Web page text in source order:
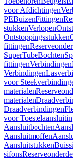
voor Afdichtingen
PEBuizenFittingen
stukkenVerlopen
Ontstoppingsstukken
fittingen
SuperTubeBochten
fittingenVerbindingen
Verbindingen
voor
materialen
materialen
Draadverbindingen
voor
Aansluitbochten
Aansluitmoffen
Aansluitstukken
sifons